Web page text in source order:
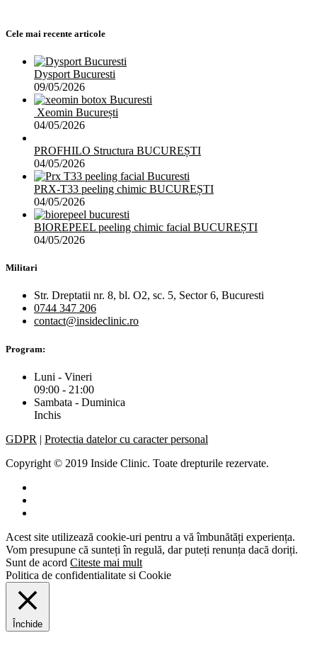
Cele mai recente articole
Dysport Bucuresti
09/05/2026
Xeomin București
04/05/2026
PROFHILO Structura BUCUREȘTI
04/05/2026
PRX-T33 peeling chimic BUCUREȘTI
04/05/2026
BIOREPEEL peeling chimic facial BUCUREȘTI
04/05/2026
Militari
Str. Dreptatii nr. 8, bl. O2, sc. 5, Sector 6, Bucuresti
0744 347 206
contact@insideclinic.ro
Program:
Luni - Vineri
09:00 - 21:00
Sambata - Duminica
Inchis
GDPR | Protectia datelor cu caracter personal
Copyright © 2019 Inside Clinic. Toate drepturile rezervate.
Acest site utilizează cookie-uri pentru a vă îmbunătăți experiența.
Vom presupune că sunteți în regulă, dar puteți renunța dacă doriți.
Sunt de acord Citeste mai mult
Politica de confidentialitate si Cookie
Închide